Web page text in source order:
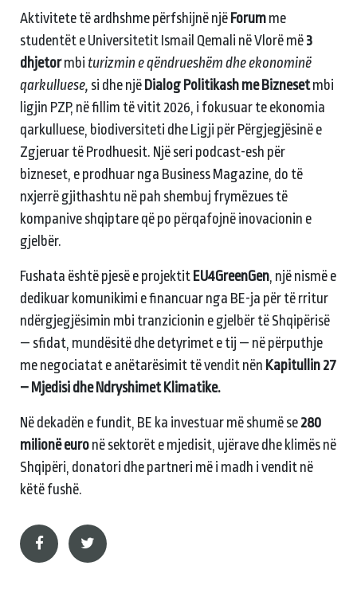
Aktivitete të ardhshme përfshijnë një Forum me
studentët e Universitetit Ismail Qemali në Vlorë më 3
dhjetormbi turizmin e qëndrueshëm dhe ekonominë
qarkulluese, si dhe një Dialog Politikash me Biznesetmbi
ligjin PZP, në fillim të vitit 2026, i fokusuar te ekonomia
qarkulluese, biodiversiteti dhe Ligji për Përgjegjësinë e
Zgjeruar të Prodhuesit. Një seri podcast-esh për
bizneset, e prodhuar nga Business Magazine, do të
nxjerrë gjithashtu në pah shembuj frymëzues të
kompanive shqiptare që po përqafojnë inovacionin e
gjelbër.
Fushata është pjesë e projektit EU4GreenGen , një nismë e
dedikuar komunikimi e financuar nga BE-ja për të rritur
ndërgjegjësimin mbi tranzicionin e gjelbër të Shqipërisë
— sfidat, mundësitë dhe detyrimet e tij — në përputhje
me negociatat e anëtarësimit të vendit nën Kapitullin 27
– Mjedisi dhe Ndryshimet Klimatike.
Në dekadën e fundit, BE ka investuar më shumë se 280
milionë euro në sektorët e mjedisit, ujërave dhe klimës në
Shqipëri, donatori dhe partneri më i madh i vendit në
këtë fushë.